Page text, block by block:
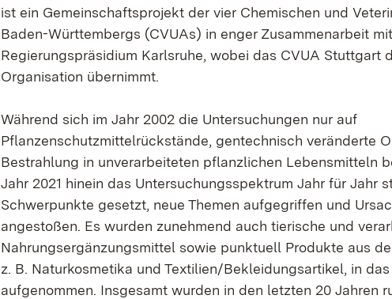
ist ein Gemeinschaftsprojekt der vier Chemischen und
Baden-Württembergs (CVUAs) in enger Zusammenarbeit
Regierungspräsidium Karlsruhe, wobei das CVUA Stuttgart
Organisation übernimmt.
Während sich im Jahr 2002 die Untersuchungen nur auf
Pflanzenschutzmittelrückstände, gentechnisch veränderte
Bestrahlung in unverarbeiteten pflanzlichen Lebensmitteln
Jahr 2021 hinein das Untersuchungsspektrum Jahr für Jahr
Schwerpunkte gesetzt, neue Themen aufgegriffen und
angestoßen. Es wurden zunehmend auch tierische und
Nahrungsergänzungsmittel sowie punktuell Produkte aus
z. B. Naturkosmetika und Textilien/Bekleidungsartikel, in
aufgenommen. Insgesamt wurden in den letzten 20 Jahren